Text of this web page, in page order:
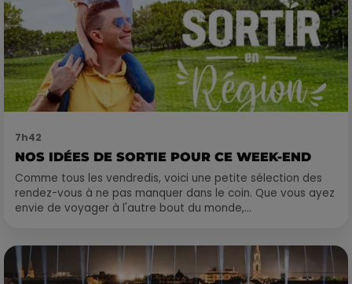
7h42
NOS IDÉES DE SORTIE POUR CE WEEK-END
Comme tous les vendredis, voici une petite sélection des
rendez-vous à ne pas manquer dans le coin. Que vous ayez
envie de voyager à l'autre bout du monde,...